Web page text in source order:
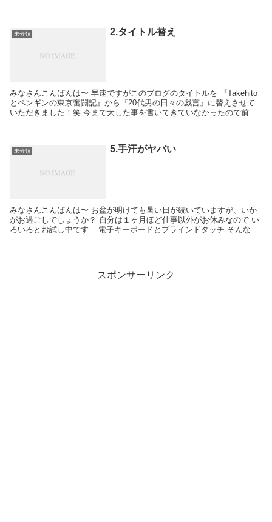
未分類 2.タイトル替え
みなさんこんばんは〜 早速ですがこのブログのタイトルを 『Takehito
とペンギンの東京奮闘記』から『20代男の日々の戯言』に替えさせて
いただきました！笑 今まで大した事を書いてきていなかったので前の
未分類 5.手汗がヤバい
みなさんこんばんは〜 お盆が明けても暑い日が続いていますが、いか
がお過ごしでしょうか？ 自分は１ヶ月ほど仕事以外がお休みなので い
ろいろとお試し中です... 電子キーボードとブラインドタッチ そんな中
スポンサーリンク